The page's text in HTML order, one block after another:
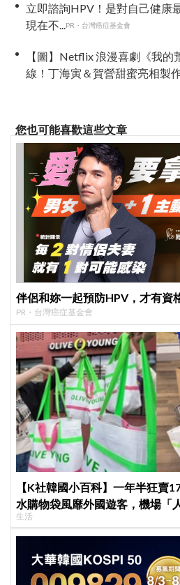
立即諮詢HPV！是對自己健康
現在不...
PR・台灣癌症基金會
【圖】Netflix 浪漫喜劇《我的
線！丁海寅＆賀營甜蜜亮相製
您也可能喜歡這些文章
伴侶和妳一起預防HPV，才有資
PR・台灣癌症基金會
【K社韓國小百科】一年半狂賣
水購物袋風靡外國遊客，機場「
生活